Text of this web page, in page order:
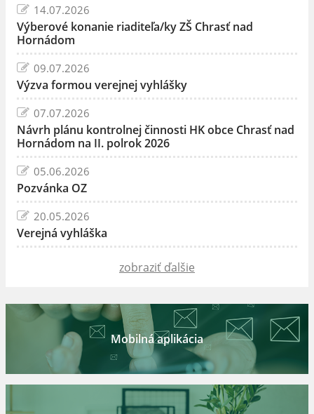
14.07.2026
Výberové konanie riaditeľa/ky ZŠ Chrasť nad
Hornádom
09.07.2026
Výzva formou verejnej vyhlášky
07.07.2026
Návrh plánu kontrolnej činnosti HK obce Chrasť nad
Hornádom na II. polrok 2026
05.06.2026
Pozvánka OZ
20.05.2026
Verejná vyhláška
zobraziť ďalšie
Mobilná aplikácia